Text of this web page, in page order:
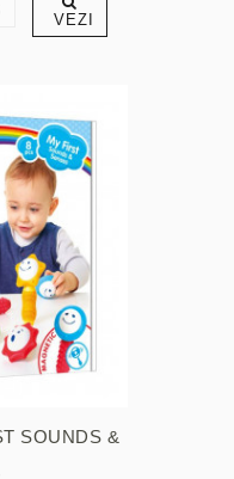
VEZI
SOUNDS &